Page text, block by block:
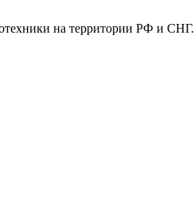
на территории РФ и СНГ.